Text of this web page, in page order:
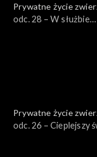
Prywatne życie
odc. 28 – W służbie
Prywatne życie
odc. 26 – Cieplejszy